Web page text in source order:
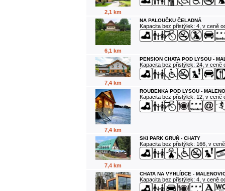
2,1 km
6,1 km
NA PALOUČKU ČELADNÁ
Kapacita bez přistýlek: 4, v ceně
7,4 km
PENSION CHATA POD LYSOU -
Kapacita bez přistýlek: 24, v ceně
7,4 km
ROUBENKA POD LYSOU -
Kapacita bez přistýlek: 12, v ceně
7,4 km
SKI PARK GRUŇ - CHATY
Kapacita bez přistýlek: 166, v
CHATA NA VYHLÍDCE -
Kapacita bez přistýlek: 4, v ceně